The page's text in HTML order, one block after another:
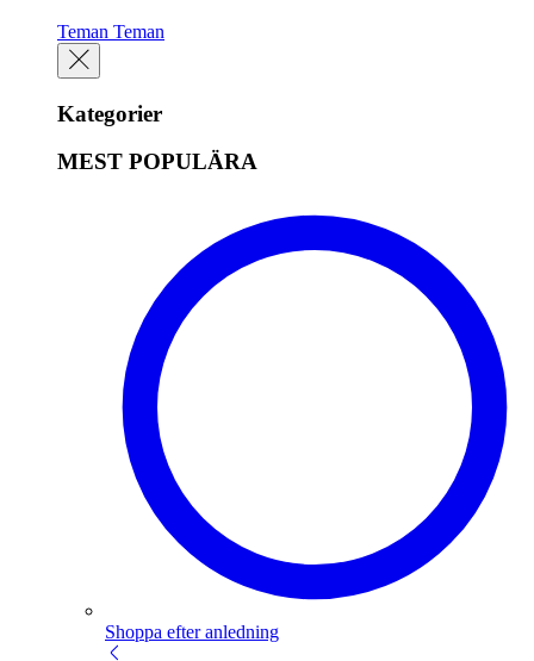
Teman Teman
Kategorier
MEST POPULÄRA
Shoppa efter anledning